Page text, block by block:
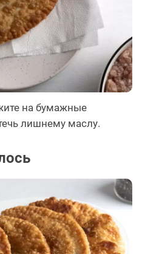
на бумажные
лишнему маслу.